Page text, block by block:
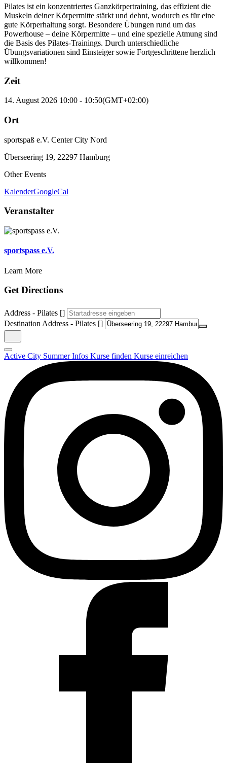
Pilates ist ein konzentriertes Ganzkörpertraining, das effizient die
Muskeln deiner Körpermitte stärkt und dehnt, wodurch es für eine
gute Körperhaltung sorgt. Besondere Übungen rund um das
Powerhouse – deine Körpermitte – und eine spezielle Atmung sind
die Basis des Pilates-Trainings. Durch unterschiedliche
Übungsvariationen sind Einsteiger sowie Fortgeschrittene herzlich
willkommen!
Zeit
14. August 2026 10:00 - 10:50(GMT+02:00)
Ort
sportspaß e.V. Center City Nord
Überseering 19, 22297 Hamburg
Other Events
KalenderGoogleCal
Veranstalter
sportspass e.V.
Learn More
Get Directions
Address - Pilates []
Destination Address - Pilates []
Active City SummerInfos Kurse finden Kurse einreichen